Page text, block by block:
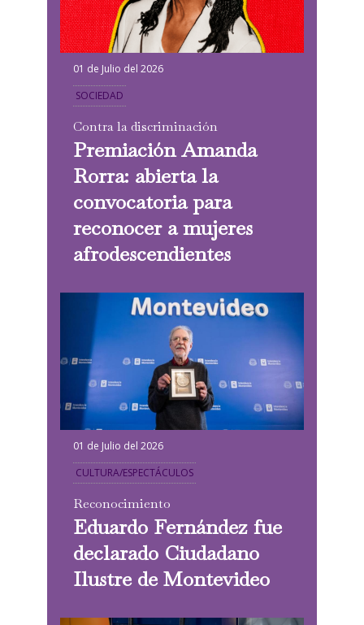
01 de Julio del 2026
SOCIEDAD
Contra la discriminación
Premiación Amanda
Rorra: abierta la
convocatoria para
reconocer a mujeres
afrodescendientes
01 de Julio del 2026
CULTURA/ESPECTÁCULOS
Reconocimiento
Eduardo Fernández fue
declarado Ciudadano
Ilustre de Montevideo